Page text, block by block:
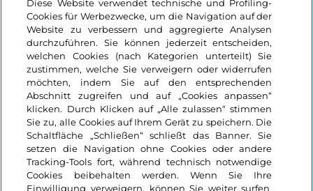
Bleiben wir in Kontakt
Diese Website verwendet technische und Profiling-
Cookies für Werbezwecke, um die Navigation auf der
Website zu verbessern und aggregierte Analysen
durchzuführen. Sie können jederzeit entscheiden,
welchen Cookies (nach Kategorien unterteilt) Sie
zustimmen, welche Sie verweigern oder widerrufen
möchten, indem Sie auf den entsprechenden
Abschnitt zugreifen und auf „Cookies anpassen“
klicken. Durch Klicken auf „Alle zulassen“ stimmen
Sie zu, alle Cookies auf Ihrem Gerät zu speichern. Die
Schaltfläche „Schließen“ schließt das Banner. Sie
setzen die Navigation ohne Cookies oder andere
Tracking-Tools fort, während technisch notwendige
Cookies beibehalten werden. Wenn Sie Ihre
Einwilligung verweigern, können Sie weiter surfen,